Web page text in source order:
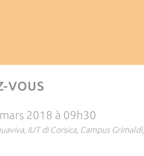
VOUS
2018 à 09h30
IUT di Corsica, Campus Grimaldi,